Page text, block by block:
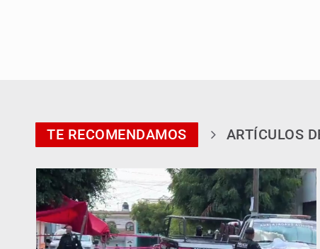
TE RECOMENDAMOS ARTÍCULOS